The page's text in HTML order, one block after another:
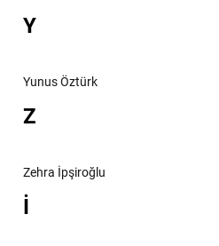
Y
Yunus Öztürk
Z
Zehra İpşiroğlu
İ